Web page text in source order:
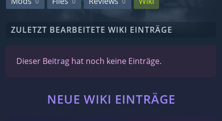
ZULETZT BEARBEITETE WIKI EINTRÄGE
Dieser Beitrag hat noch keine Einträge.
NEUE WIKI EINTRÄGE